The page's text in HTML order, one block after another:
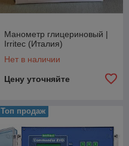
Манометр глицериновый |
Irritec (Италия)
Нет в наличии
Цену уточняйте
Топ продаж